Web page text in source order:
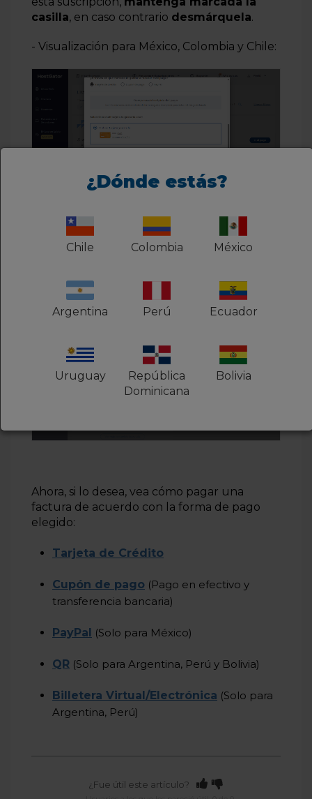
casilla, en caso contrario desmárquela.
- Visualización para México, Colombia y Chile:
- Visualización para Argentina, Peru,
Bolivia:
Ahora, si lo desea, vea cómo pagar una
factura de acuerdo con la forma de pago
elegido:
Tarjeta de Crédito
Cupón de pago (Pago en efectivo y
transferencia bancaria)
PayPal (Solo para México)
QR (Solo para Argentina, Perú y Bolivia)
Billetera Virtual/Electrónica (Solo para
Argentina, Perú)
¿Fue útil este artículo?
¿Dónde estás?
Chile Colombia México
Argentina Perú Ecuador
Uruguay
República
Dominicana
Bolivia